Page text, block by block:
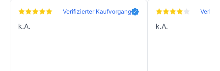
Verifizierter Kaufvorgang
k.A. k.A.